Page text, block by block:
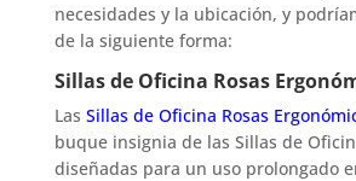
necesidades y la ubicación, y
de la siguiente forma:
Sillas de Oficina Rosas
Las Sillas de Oficina Rosas
buque insignia de las Sillas de
diseñadas para un uso prolongado